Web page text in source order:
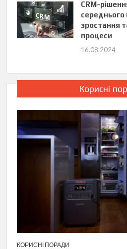
CRM-
середнього
зростання
процеси
16.08.2024
Корисні
КОРИСНІ ПОРАДИ